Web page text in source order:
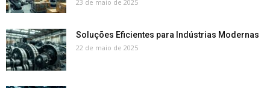
23 de maio de 2025
Soluções Eficientes para Indústrias Modernas
22 de maio de 2025